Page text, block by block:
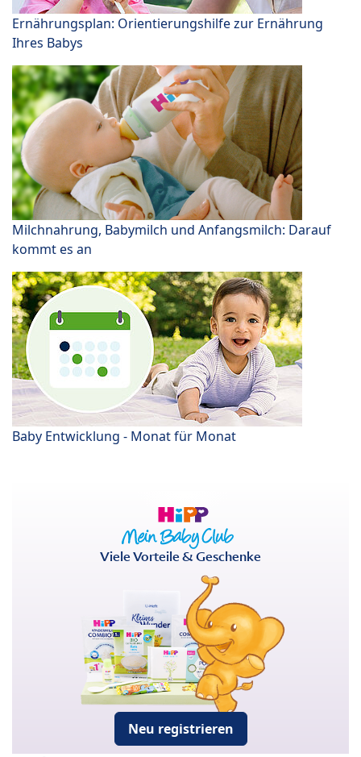
Ernährungsplan: Orientierungshilfe zur Ernährung
Ihres Babys
Milchnahrung, Babymilch und Anfangsmilch: Darauf
kommt es an
Baby Entwicklung - Monat für Monat
Viele Vorteile & Geschenke
Neu registrieren